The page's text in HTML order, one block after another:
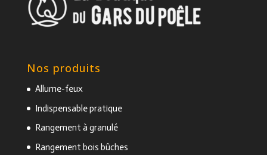
Nos produits
Allume-feux
Indispensable pratique
Rangement à granulé
Rangement bois bûches